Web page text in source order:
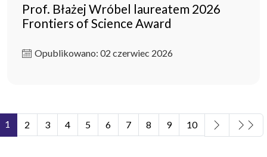
Prof. Błażej Wróbel laureatem 2026
Frontiers of Science Award
Opublikowano: 02 czerwiec 2026
Strona 1 z 11
1 2 3 4 5 6 7 8 9 10